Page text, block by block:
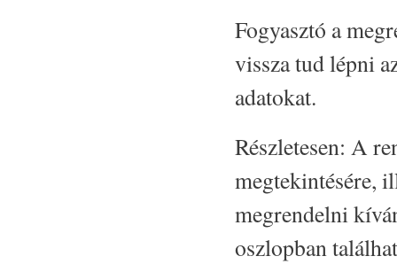
Fogyasztó a
vissza tud lépni
adatokat.
Részletesen: A
megtekintésére,
megrendelni
oszlopban